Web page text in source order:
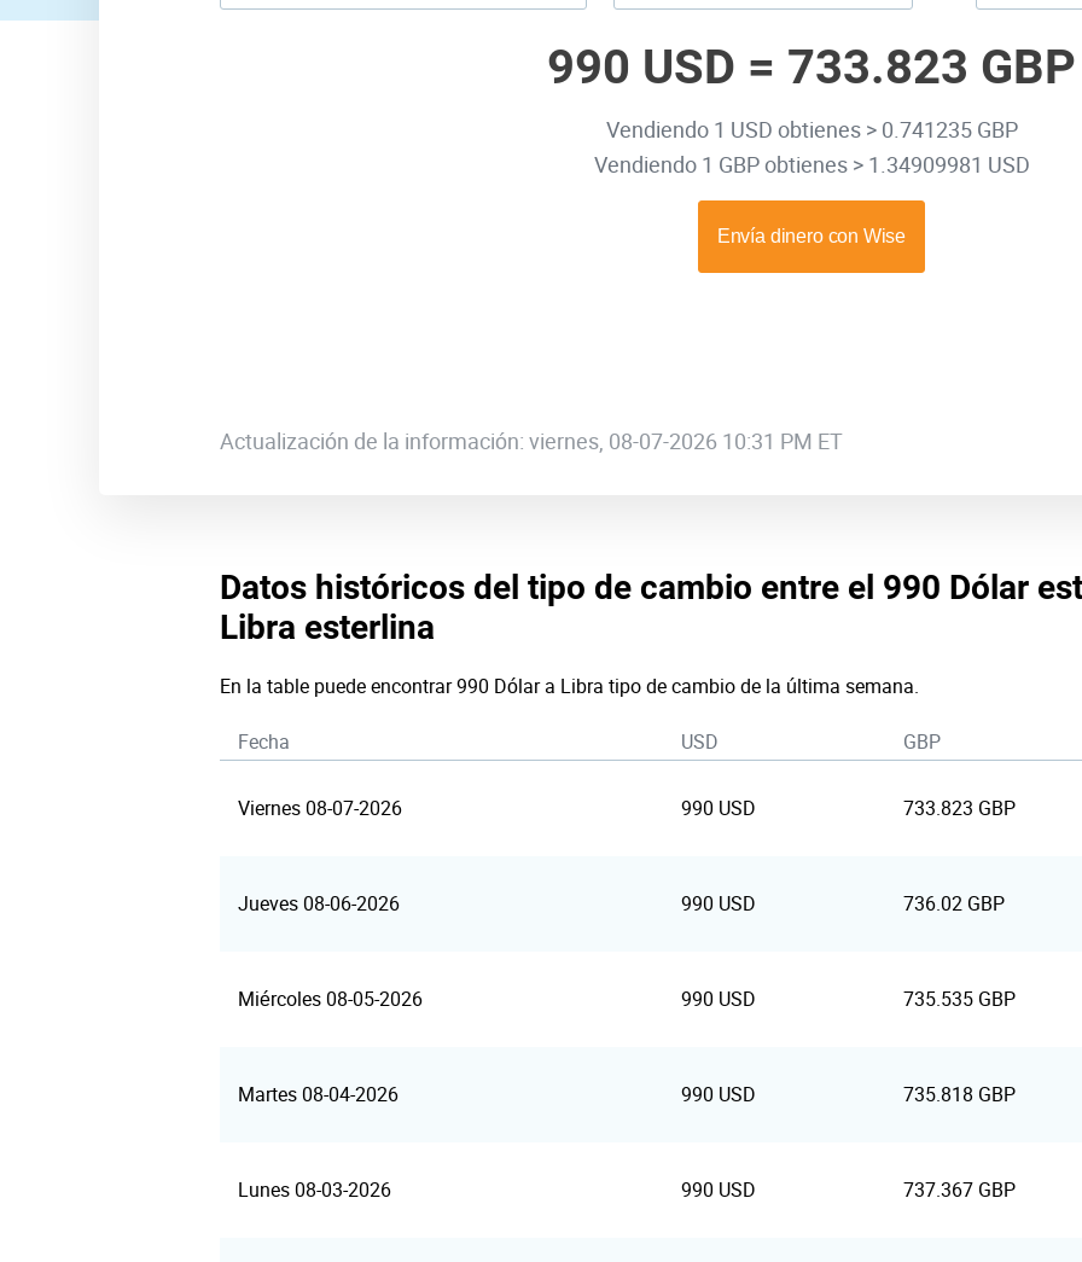
990 USD = 733.823 GBP
Vendiendo 1 USD obtienes > 0.741235 GBP
Vendiendo 1 GBP obtienes > 1.34909981 USD
Actualización de la información: viernes, 08-07-2026 10:31 PM ET
Datos históricos del tipo de cambio entre el 990 Dólar
Libra esterlina
En la table puede encontrar 990 Dólar a Libra tipo de cambio de la última semana.
Fecha USD GBP
Viernes 08-07-2026 990 USD 733.823 GBP
Jueves 08-06-2026 990 USD 736.02 GBP
Miércoles 08-05-2026 990 USD 735.535 GBP
Martes 08-04-2026 990 USD 735.818 GBP
Lunes 08-03-2026 990 USD 737.367 GBP